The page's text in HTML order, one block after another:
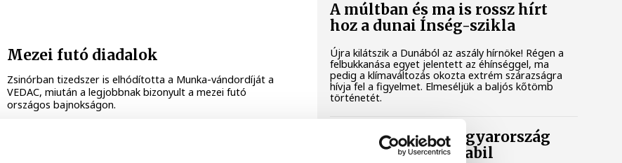
Mezei futó diadalok
Zsinórban tizedszer is elhódította a Munka-vándordíját a
VEDAC, miután a legjobbnak bizonyult a mezei futó
országos bajnokságon.
A múltban és ma is rossz hírt
hoz a dunai Ínség-szikla
Újra kilátszik a Dunából az aszály hírnöke! Régen a
felbukkanása egyet jelentett az éhínséggel, ma
pedig a klímaváltozás okozta extrém szárazságra
hívja fel a figyelmet. Elmeséljük a baljós kőtömb
történetét.
Magyar Péter: Magyarország
energiaellátása stabil